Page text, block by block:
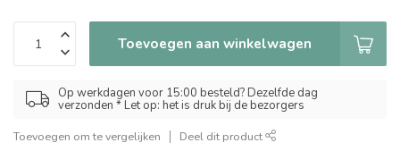
Toevoegen aan winkelwagen
Op werkdagen voor 15:00 besteld? Dezelfde dag
verzonden * Let op: het is druk bij de bezorgers
Toevoegen om te vergelijken Deel dit product